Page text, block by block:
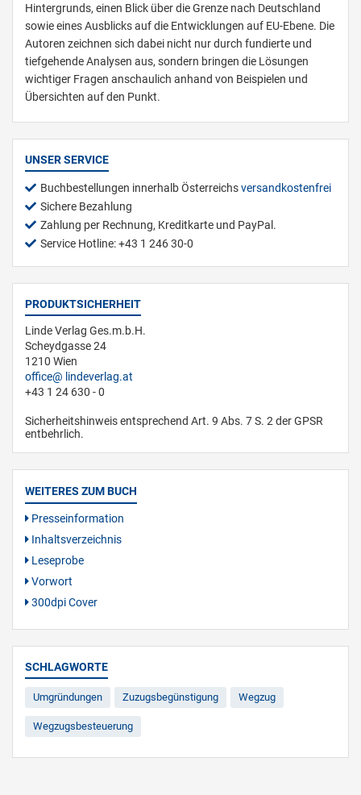
Hintergrunds, einen Blick über die Grenze nach Deutschland
sowie eines Ausblicks auf die Entwicklungen auf EU-Ebene. Die
Autoren zeichnen sich dabei nicht nur durch fundierte und
tiefgehende Analysen aus, sondern bringen die Lösungen
wichtiger Fragen anschaulich anhand von Beispielen und
Übersichten auf den Punkt.
UNSER SERVICE
Buchbestellungen innerhalb Österreichsversandkostenfrei
Sichere Bezahlung
Zahlung per Rechnung, Kreditkarte und PayPal.
Service Hotline: +43 1 246 30-0
PRODUKTSICHERHEIT
Linde Verlag Ges.m.b.H.
Scheydgasse 24
1210 Wien
office
lindeverlag.at
+43 1 24 630 - 0
Sicherheitshinweis entsprechend Art. 9 Abs. 7 S. 2 der GPSR
entbehrlich.
WEITERES ZUM BUCH
Presseinformation
Inhaltsverzeichnis
Leseprobe
Vorwort
300dpi Cover
SCHLAGWORTE
Umgründungen Zuzugsbegünstigung Wegzug
Wegzugsbesteuerung